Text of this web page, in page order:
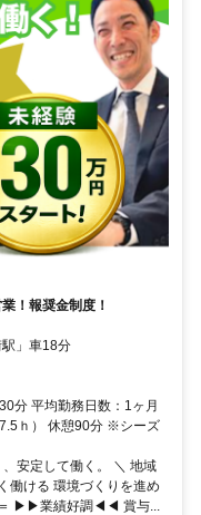
！報奨金制度！
」車18分
分 平均勤務日数：1ヶ月
ｈ） 休憩90分 ※シーズ
安定して働く。 ＼ 地域
働ける 環境づくりを進め
＝ ▶▶業績好調◀◀ 賞与...